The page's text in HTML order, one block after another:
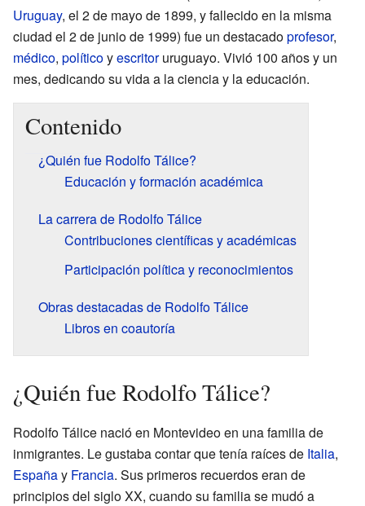
Uruguay, el 2 de mayo de 1899, y fallecido en la misma
ciudad el 2 de junio de 1999) fue un destacadoprofesor,
médico, políticoyescritoruruguayo. Vivió 100 años y un
mes, dedicando su vida a la ciencia y la educación.
Contenido
¿Quién fue Rodolfo Tálice?
Educación y formación académica
La carrera de Rodolfo Tálice
Contribuciones científicas y académicas
Participación política y reconocimientos
Obras destacadas de Rodolfo Tálice
Libros en coautoría
¿Quién fue Rodolfo Tálice?
Rodolfo Tálice nació en Montevideo en una familia de
inmigrantes. Le gustaba contar que tenía raíces de Italia,
Españay Francia. Sus primeros recuerdos eran de
principios del siglo XX, cuando su familia se mudó a